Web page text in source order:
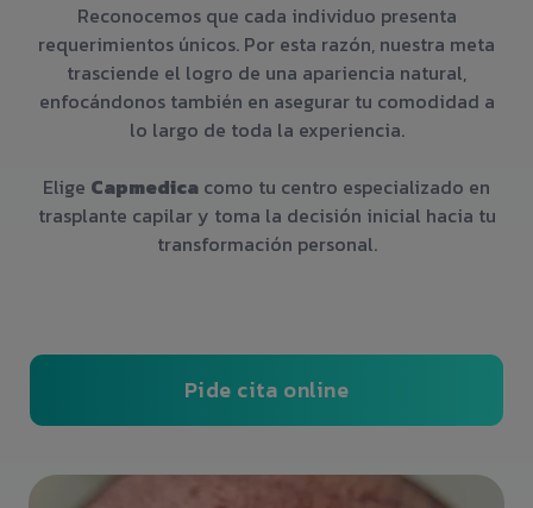
Reconocemos que cada individuo presenta
requerimientos únicos. Por esta razón, nuestra meta
trasciende el logro de una apariencia natural,
enfocándonos también en asegurar tu comodidad a
lo largo de toda la experiencia.
Elige Capmedica como tu centro especializado en
trasplante capilar y toma la decisión inicial hacia tu
transformación personal.
Pide cita online